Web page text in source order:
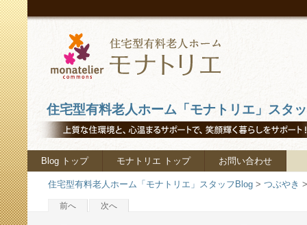
住宅型有料老人ホーム「モナトリエ」スタ
Blog トップ モナトリエ トップ お問い合わせ
住宅型有料老人ホーム「モナトリエ」スタッフBlog > つぶやき
前へ 次へ